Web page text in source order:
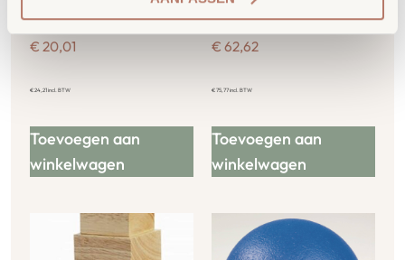
Softbal Wit ∅ 21 cm
€ 20,01
€24,21incl. BTW
Toevoegen aan
winkelwagen
Bruine Trap
€ 62,62
€75,77incl. BTW
Toevoegen aan
winkelwagen